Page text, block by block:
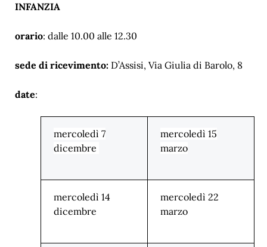
INFANZIA
orario: dalle 10.00 alle 12.30
sede di ricevimento: D’Assisi, Via Giulia di Barolo, 8
date:
mercoledì 7
dicembre
mercoledì 15
marzo
mercoledì 14
dicembre
mercoledì 22
marzo